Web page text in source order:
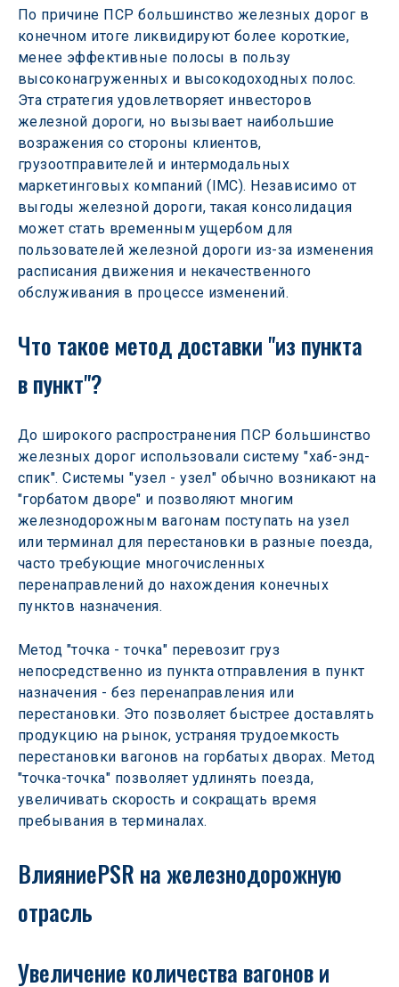
По причине ПСР большинство железных дорог в
конечном итоге ликвидируют более короткие,
менее эффективные полосы в пользу
высоконагруженных и высокодоходных полос.
Эта стратегия удовлетворяет инвесторов
железной дороги, но вызывает наибольшие
возражения со стороны клиентов,
грузоотправителей и интермодальных
маркетинговых компаний (IMC). Независимо от
выгоды железной дороги, такая консолидация
может стать временным ущербом для
пользователей железной дороги из-за изменения
расписания движения и некачественного
обслуживания в процессе изменений.
Что такое метод доставки "из пункта
в пункт"?
До широкого распространения ПСР большинство
железных дорог использовали систему "хаб-энд-
спик". Системы "узел - узел" обычно возникают на
"горбатом дворе" и позволяют многим
железнодорожным вагонам поступать на узел
или терминал для перестановки в разные поезда,
часто требующие многочисленных
перенаправлений до нахождения конечных
пунктов назначения.
Метод "точка - точка" перевозит груз
непосредственно из пункта отправления в пункт
назначения - без перенаправления или
перестановки. Это позволяет быстрее доставлять
продукцию на рынок, устраняя трудоемкость
перестановки вагонов на горбатых дворах. Метод
"точка-точка" позволяет удлинять поезда,
увеличивать скорость и сокращать время
пребывания в терминалах.
ВлияниеPSR на железнодорожную
отрасль
Увеличение количества вагонов и